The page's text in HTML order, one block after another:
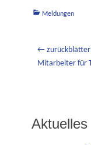
Kategorien
Meldungen
←
Vorheriger
Mitarbeiter für
Aktuelles